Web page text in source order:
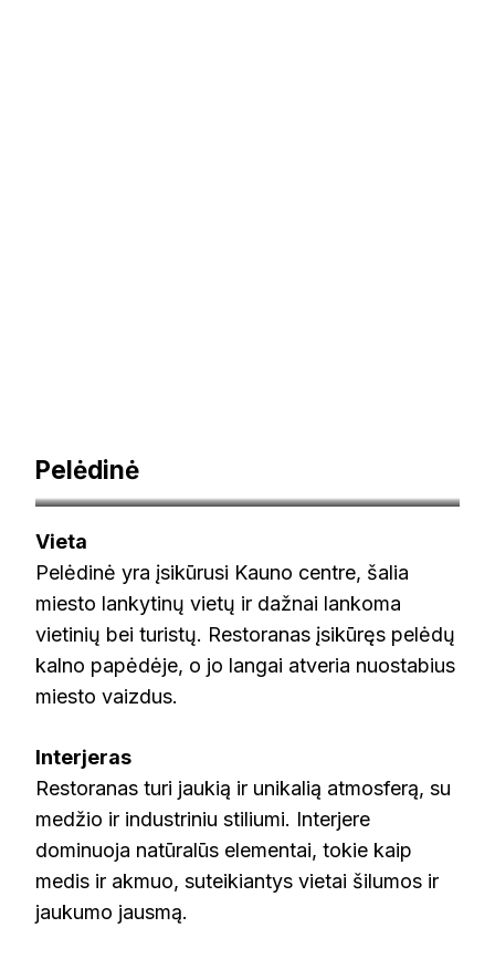
Pelėdinė
Vieta
Pelėdinė yra įsikūrusi Kauno centre, šalia
miesto lankytinų vietų ir dažnai lankoma
vietinių bei turistų. Restoranas įsikūręs pelėdų
kalno papėdėje, o jo langai atveria nuostabius
miesto vaizdus.
Interjeras
Restoranas turi jaukią ir unikalią atmosferą, su
medžio ir industriniu stiliumi. Interjere
dominuoja natūralūs elementai, tokie kaip
medis ir akmuo, suteikiantys vietai šilumos ir
jaukumo jausmą.